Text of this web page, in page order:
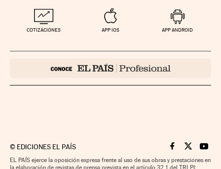
COTIZACIONES APP IOS APP ANDROID
© EDICIONES EL PAÍS Cinco Días en
Cinco Días
Cinco
EL PAÍS ejerce la oposición expresa frente al uso de sus obras y prestaciones en